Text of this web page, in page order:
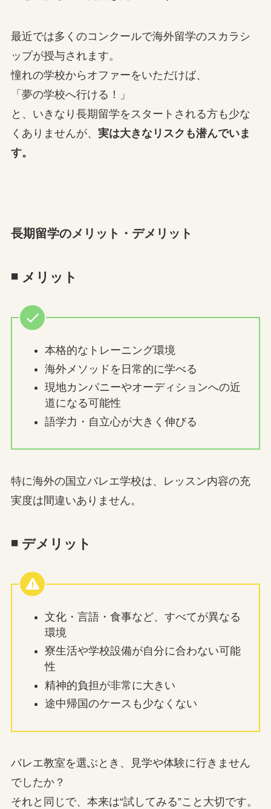
最近では多くのコンクールで海外留学のスカラシ
ップが授与されます。
憧れの学校からオファーをいただけば、
「夢の学校へ行ける！」
と、いきなり長期留学をスタートされる方も少な
くありませんが、 実は大きなリスクも潜んでいま
す。
長期留学のメリット・デメリット
◾️ メリット
本格的なトレーニング環境
海外メソッドを日常的に学べる
現地カンパニーやオーディションへの近
道になる可能性
語学力・自立心が大きく伸びる
特に海外の国立バレエ学校は、レッスン内容の充
実度は間違いありません。
◾️ デメリット
文化・言語・食事など、すべてが異なる
環境
寮生活や学校設備が自分に合わない可能
性
精神的負担が非常に大きい
途中帰国のケースも少なくない
バレエ教室を選ぶとき、見学や体験に行きません
でしたか？
それと同じで、本来は“試してみる”こと大切です。